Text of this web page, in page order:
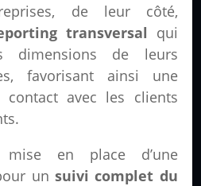
de leur côté,
transversal qui
dimensions de leurs
favorisant ainsi une
avec les clients
en place d’une
un suivi complet du